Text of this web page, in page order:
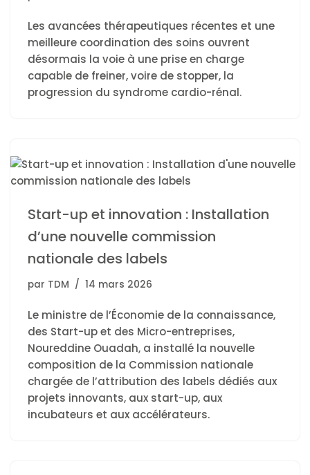
Les avancées thérapeutiques récentes et une
meilleure coordination des soins ouvrent
désormais la voie à une prise en charge
capable de freiner, voire de stopper, la
progression du syndrome cardio-rénal.
Start-up et innovation : Installation
d’une nouvelle commission
nationale des labels
par TDM 14 mars 2026
Le ministre de l’Économie de la connaissance,
des Start-up et des Micro-entreprises,
Noureddine Ouadah, a installé la nouvelle
composition de la Commission nationale
chargée de l’attribution des labels dédiés aux
projets innovants, aux start-up, aux
incubateurs et aux accélérateurs.